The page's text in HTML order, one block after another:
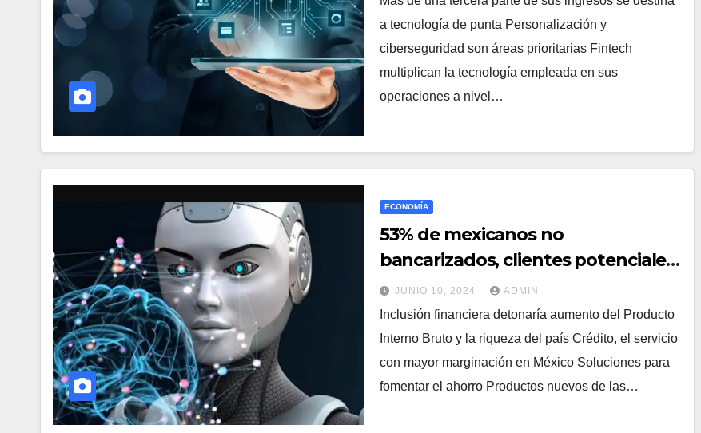
a tecnología de punta Personalización y
ciberseguridad son áreas prioritarias Fintech
multiplican la tecnología empleada en sus
operaciones a nivel…
ECONOMÍA
53% de mexicanos no
bancarizados, clientes potenciales
de las Fintech
JUNIO 10, 2024 ADMIN
Inclusión financiera detonaría aumento del Producto
Interno Bruto y la riqueza del país Crédito, el servicio
con mayor marginación en México Soluciones para
fomentar el ahorro Productos nuevos de las…